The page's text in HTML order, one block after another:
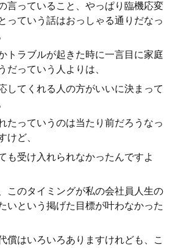
言っていること、やっぱり臨機応変
っていう話はおっしゃる通りだなっ
トラブルが起きた時に一言目に家庭
だっていう人よりは、
してくれる人の方がいいに決まって
たっていうのは当たり前だろうなっ
けど、
も受け入れられなかったんですよ
このタイミングが私の会社員人生の
いという掲げた目標が叶わなかった
償はいろいろありますけれども、こ